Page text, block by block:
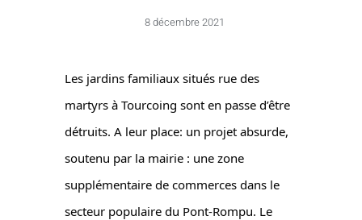
8 décembre 2021
Les jardins familiaux situés rue des
martyrs à Tourcoing sont en passe d’être
détruits. A leur place: un projet absurde,
soutenu par la mairie : une zone
supplémentaire de commerces dans le
secteur populaire du Pont-Rompu. Le